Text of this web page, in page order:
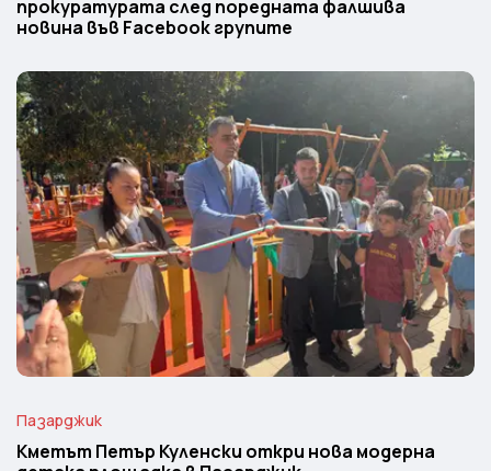
прокуратурата след поредната фалшива
новина във Facebook групите
Пазарджик
Кметът Петър Куленски откри нова модерна